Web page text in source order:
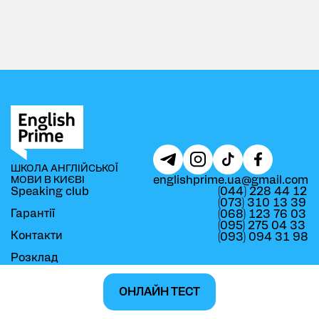
ОНЛАЙН ТЕСТ
ШКОЛА АНГЛІЙСЬКОЇ
МОВИ В КИЄВІ
englishprime.ua@gmail.com
Speaking club
Гарантії
Контакти
Розклад
Безкоштовний урок
(044) 228 44 12
(073) 310 13 39
(068) 123 76 03
(095) 275 04 33
(093) 094 31 98